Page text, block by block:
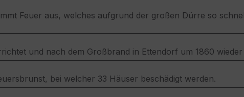
Feuer aus, welches aufgrund der großen Dürre so
und nach dem Großbrand in Ettendorf um 1860
bei welcher 33 Häuser beschädigt werden.